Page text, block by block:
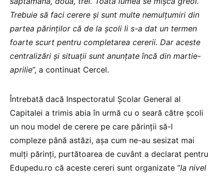
Trebuie să faci cerere și sunt multe nemulțumiri din
partea părinților că de la școli li s-a dat un termen
foarte scurt pentru completarea cererii. Dar aceste
centralizări și situații sunt anunțate încă din martie-
aprilie”, a continuat Cercel.
Întrebată dacă Inspectoratul Școlar General al
Capitalei a trimis abia în urmă cu o seară către școli
un nou model de cerere pe care părinții să-l
compleze până astăzi, așa cum ne-au sesizat mai
mulți părinți, purtătoarea de cuvânt a declarat pentru
Edupedu.ro că aceste cereri sunt organizate “la nivel